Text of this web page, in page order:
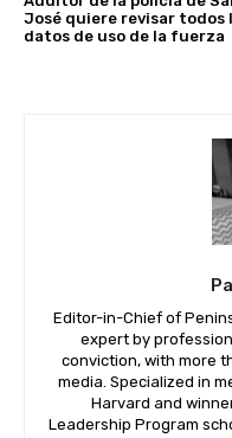
José quiere revisar todos
datos de uso de la fuerza
Editor-in-Chief of
expert by
conviction, with more
media. Specialized in
Harvard and
Leadership Program